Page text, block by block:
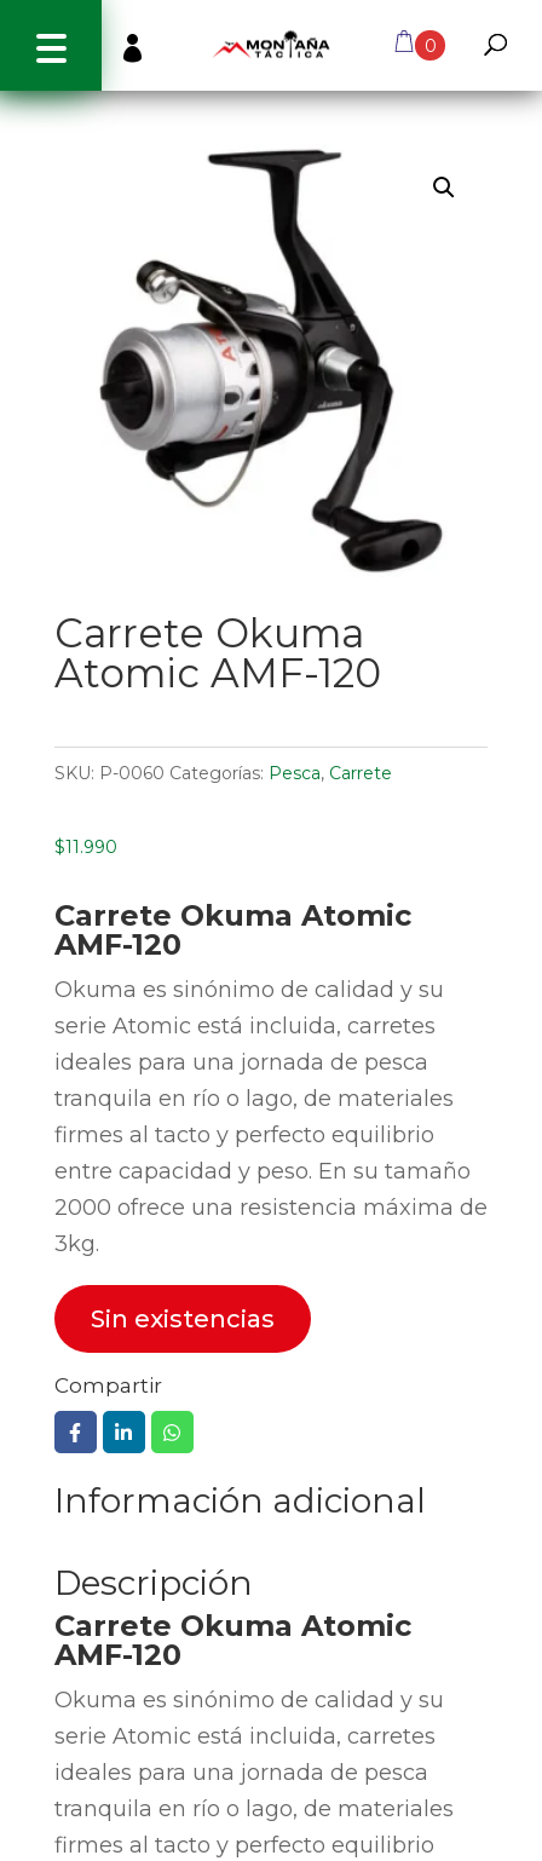
0

Carrete Okuma
Atomic AMF-120
SKU: P-0060 Categorías: Pesca, Carrete
$11.990
Carrete Okuma Atomic
AMF-120
Okuma es sinónimo de calidad y su
serie Atomic está incluida, carretes
ideales para una jornada de pesca
tranquila en río o lago, de materiales
firmes al tacto y perfecto equilibrio
entre capacidad y peso. En su tamaño
2000 ofrece una resistencia máxima de
3kg.
Sin existencias
Compartir
Información adicional
Descripción
Carrete Okuma Atomic
AMF-120
Okuma es sinónimo de calidad y su
serie Atomic está incluida, carretes
ideales para una jornada de pesca
tranquila en río o lago, de materiales
firmes al tacto y perfecto equilibrio